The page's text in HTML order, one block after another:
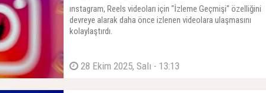
ınstagram, Reels videoları için "İzleme Geçmişi" özelliğini
devreye alarak daha önce izlenen videolara ulaşmasını
kolaylaştırdı.
28 Ekim 2025, Salı - 13:13